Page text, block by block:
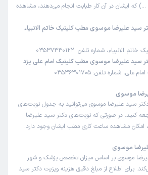
…) که ایشان در آن کار طبابت انجام می‌دهند، مشاهده
سید علیرضا موسوی مطب کلینیک خاتم الانبیاء
الانبیاء، شماره تلفن: 03537330122
سید علیرضا موسوی مطب کلینیک امام علی یزد
شماره تلفن: 03536301705
موسوی
سید علیرضا موسوی می‌توانید به جدول نوبت‌های
کنید. در صورتی که نوبت‌های دکتر سید علیرضا
امکان مشاهده ساعت کاری مطب ایشان وجود دارد.
موسوی
موسوی بر اساس میزان تخصص پزشک و شهر
برای اطلاع از مبلغ دقیق هزینه ویزیت دکتر سید